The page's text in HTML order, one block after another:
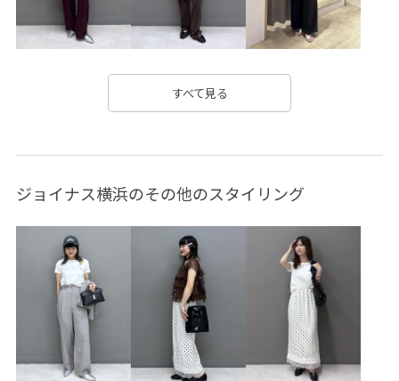
オーバーサイズ カジュアル カップ付き
キャミソール クッション コート サイズ調整
スタイルアップ
セットアップ セットアップ対象商品 タック ダウン
チャンキーヒール トレンド パンツにもスカートにも
ピンタック フェイクスエード フェイクレザー
フレアスカート ブラウス ボイル
ポリエステル ワンピース 冷んやり
取り外し可能 取り外し可能なショルダー 吸水速乾
安定感 幅広 接触冷感 歩きやすい
すべて見る
ジョイナス横浜のその他のスタイリング